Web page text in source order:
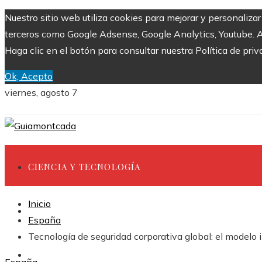
Nuestro sitio web utiliza cookies para mejorar y
terceros como Google Adsense, Google Analytics,
Haga clic en el botón para consultar nuestra Política de
Ok, Acepto
viernes, agosto 7
CIENCIA Y TECNOLOGÍA
INVERSIONES Y NEGOCIOS
Inicio
España
Tecnología de seguridad corporativa global: el modelo